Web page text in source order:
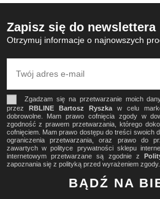
Zapisz się do newslettera
Otrzymuj informacje o najnowszych
Zgadzam się na przetwarzanie moich
przez
RBLINE Bartosz Ryszkaw celu
dobrowolne. Mam prawo cofnięcia zgody w
zgodność z prawem przetwarzania, którego
cofnięciem. Mam prawo dostępu do treści swoich
ograniczenia przetwarzania, oraz prawo do
zawartych w polityce prywatności sklepu
internetowym przetwarzane są zgodnie z
zapoznania się z polityką przed wyrażeniem zgody.
BĄDŹ NA